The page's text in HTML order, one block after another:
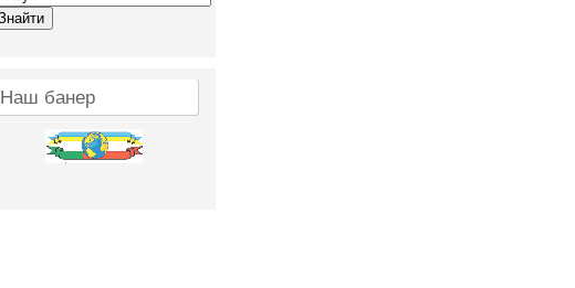
Наш банер